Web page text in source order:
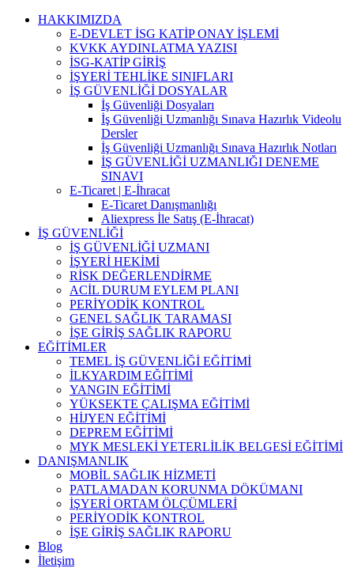
Skip
HAKKIMIZDA
E-DEVLET İSG KATİP ONAY İŞLEMİ
KVKK AYDINLATMA YAZISI
İSG-KATİP GİRİŞ
İŞYERİ TEHLİKE SINIFLARI
İŞ GÜVENLİĞİ DOSYALAR
İş Güvenliği Dosyaları
İş Güvenliği Uzmanlığı Sınava Hazırlık Videolu
Dersler
İş Güvenliği Uzmanlığı Sınava Hazırlık Notları
İŞ GÜVENLİĞİ UZMANLIĞI DENEME
SINAVI
E-Ticaret | E-İhracat
E-Ticaret Danışmanlığı
Aliexpress İle Satış (E-İhracat)
İŞ GÜVENLİĞİ
İŞ GÜVENLİĞİ UZMANI
İŞYERİ HEKİMİ
RİSK DEĞERLENDİRME
ACİL DURUM EYLEM PLANI
PERİYODİK KONTROL
GENEL SAĞLIK TARAMASI
İŞE GİRİŞ SAĞLIK RAPORU
EĞİTİMLER
TEMEL İŞ GÜVENLİĞİ EĞİTİMİ
İLKYARDIM EĞİTİMİ
YANGIN EĞİTİMİ
YÜKSEKTE ÇALIŞMA EĞİTİMİ
HİJYEN EĞİTİMİ
DEPREM EĞİTİMİ
MYK MESLEKİ YETERLİLİK BELGESİ EĞİTİMİ
DANIŞMANLIK
MOBİL SAĞLIK HİZMETİ
PATLAMADAN KORUNMA DÖKÜMANI
İŞYERİ ORTAM ÖLÇÜMLERİ
PERİYODİK KONTROL
İŞE GİRİŞ SAĞLIK RAPORU
Blog
İletişim